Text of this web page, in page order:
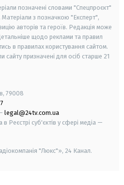
позначені словами "Спецпроєкт"
з позначкою "Експерт",
авторів та героїв. Редакція може
щодо реклами та правил
в правилах користування сайтом.
сайту призначені для осіб старше 21
79008
legal@24tv.com.ua
Реєстрі суб'єктів у сфері медіа —
"Люкс"», 24 Канал.